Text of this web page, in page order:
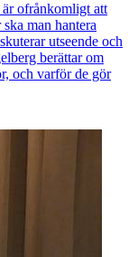
ofrånkomligt att
man hantera
utseende och
berättar om
och varför de gör